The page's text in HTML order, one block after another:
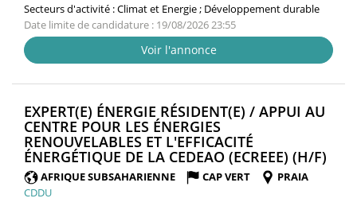
Secteurs d'activité :Climat et Energie ; Développement durable
Date limite de candidature : 19/08/2026 23:55
Voir l'annonce
EXPERT(E) ÉNERGIE RÉSIDENT(E) / APPUI AU
CENTRE POUR LES ÉNERGIES
RENOUVELABLES ET L'EFFICACITÉ
ÉNERGÉTIQUE DE LA CEDEAO (ECREEE) (H/F)
AFRIQUE SUBSAHARIENNE CAP VERT
PRAIA
CDDU